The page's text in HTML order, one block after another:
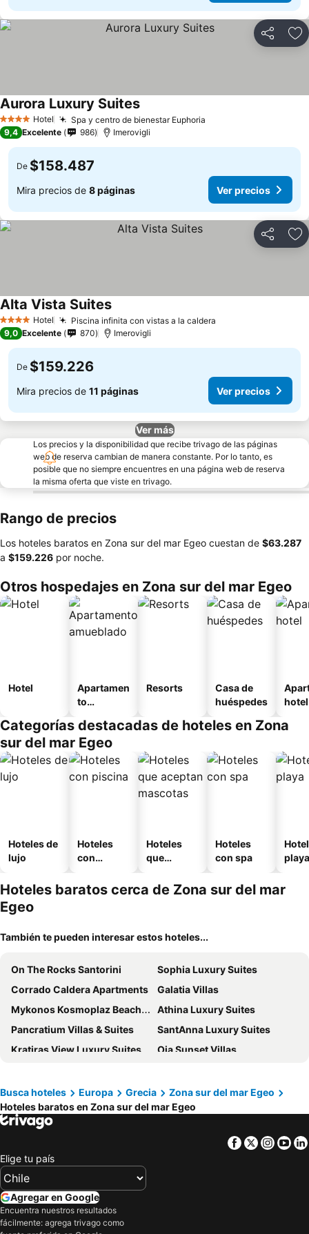
Compartir
4 EstrellasHotel Spa y centro de bienestar Euphoria
Aurora Luxury Suites
9,4 Excelente 986 Imerovigli
De $158.487
Mira precios de 8 páginas Ver precios
Compartir
4 EstrellasHotel Piscina infinita con vistas a la caldera
Alta Vista Suites
9,0 Excelente 870 Imerovigli
De $159.226
Mira precios de 11 páginas Ver precios
Ver más
Los precios y la disponibilidad que recibe trivago de las páginas
web de reserva cambian de manera constante. Por lo tanto, es
posible que no siempre encuentres en una página web de reserva
la misma oferta que viste en trivago.
Rango de precios
Los hoteles baratos en Zona sur del mar Egeo cuestan de ‎$63.287
a ‎$159.226 por noche.
Otros hospedajes en Zona sur del mar Egeo
Hotel
Apartamen
to
o
Resorts
Casa de
huéspedes
hotel
Categorías destacadas de hoteles en Zona
sur del mar Egeo
Hoteles de
lujo
Hoteles
con
Hoteles
que
mascotas
Hoteles
con spa
playa
Hoteles baratos cerca de Zona sur del mar
Egeo
También te pueden interesar estos hoteles...
On The Rocks Santorini
Sophia Luxury Suites
Corrado Caldera Apartments
Galatia Villas
Mykonos Kosmoplaz Beach Resort Hotel
Athina Luxury Suites
Pancratium Villas & Suites
SantAnna Luxury Suites
Kratiras View Luxury Suites
Oia Sunset Villas
Paradise Beach Resort
Astir Thira Hotel
La Maltese Estate
Albatros Club Mykonos
Afroessa Hotel
Villa Manos
Petasos Chic Hotel
Olvos Luxury Suites Mykonos
Ubud Mykonos
Busca hoteles Europa Grecia
Zona sur del mar Egeo
Hoteles baratos en Zona sur del mar Egeo
Facebook
Twitter
Elige tu país
Agregar en Google
Encuentra nuestros resultados
fácilmente: agrega trivago como